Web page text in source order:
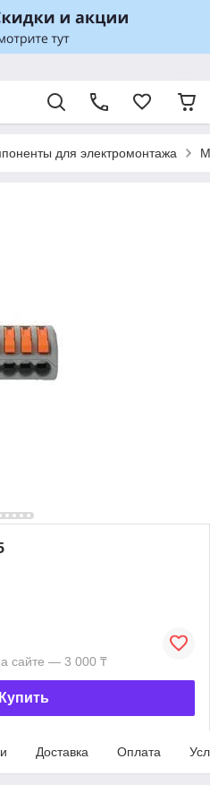
для электромонтажа
сайте — 3 000 ₸
Купить
Доставка Оплата